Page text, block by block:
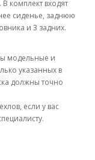
комплект входят
сиденье, заднюю
и 3 задних.
модельные и
указанных в
должны точно
если у вас